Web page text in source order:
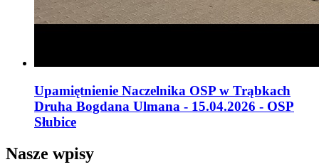
Upamiętnienie Naczelnika OSP w Trąbkach
Druha Bogdana Ulmana - 15.04.2026 - OSP
Słubice
Nasze wpisy